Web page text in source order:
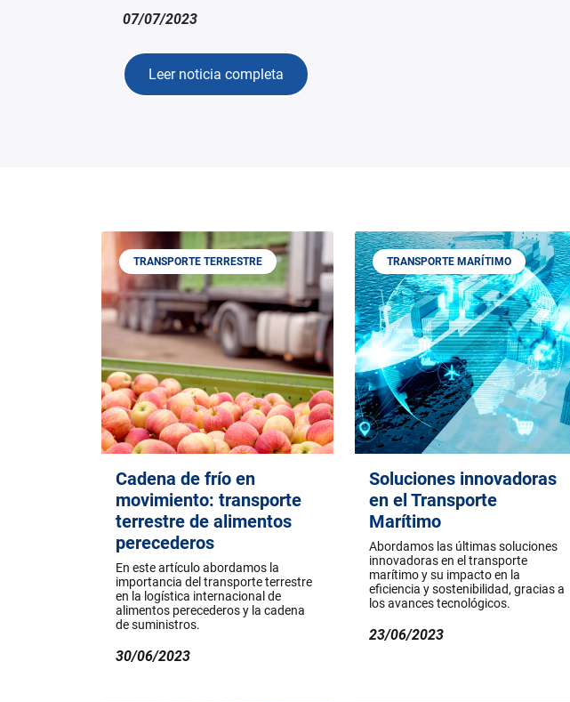
07/07/2023
Leer noticia completa
TRANSPORTE TERRESTRE
Cadena de frío en
movimiento: transporte
terrestre de alimentos
perecederos
En este artículo abordamos la
importancia del transporte terrestre
en la logística internacional de
alimentos perecederos y la cadena
de suministros.
30/06/2023
TRANSPORTE MARÍTIMO
Soluciones innovadoras
en el Transporte
Marítimo
Abordamos las últimas soluciones
innovadoras en el transporte
marítimo y su impacto en la
eficiencia y sostenibilidad, gracias a
los avances tecnológicos.
23/06/2023